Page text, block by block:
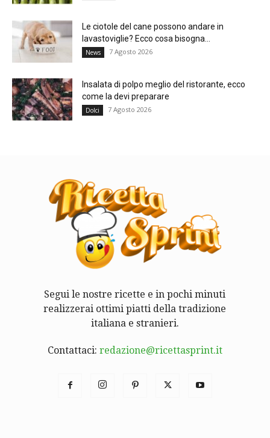
Le ciotole del cane possono andare in
lavastoviglie? Ecco cosa bisogna...
News 7 Agosto 2026
Insalata di polpo meglio del ristorante, ecco
come la devi preparare
Dolci 7 Agosto 2026
Segui le nostre ricette e in pochi minuti
realizzerai ottimi piatti della tradizione
italiana e stranieri.
Contattaci: redazione@ricettasprint.it